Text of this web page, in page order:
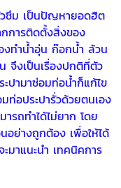
ซึม เป็นปัญหายอดฮิต
การติดตั้งสิ่งของ
งทำน้ำอุ่น ก๊อกน้ำ ล้วน
จึงเป็นเรื่องปกติที่ตัว
ปามาซ่อมท่อน้ำก็แก้ไข
ท่อประปารั่วด้วยตนเอง
รถทำได้ไม่ยาก โดย
อย่างถูกต้อง เพื่อให้ได้
มาแนะนำ เทคนิคการ